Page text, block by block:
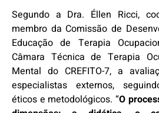
Segundo a Dra. Éllen Ricci,
membro da Comissão de
Educação de Terapia
Câmara Técnica de Terapia
Mental do CREFITO-7, a
especialistas externos,
éticos e metodológicos. “O